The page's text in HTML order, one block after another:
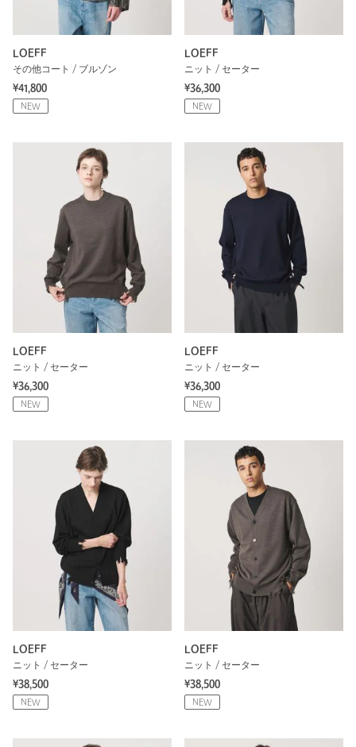
LOEFF
その他コート / ブルゾン
¥41,800
NEW
LOEFF
ニット / セーター
¥36,300
NEW
LOEFF
ニット / セーター
¥36,300
NEW
LOEFF
ニット / セーター
¥36,300
NEW
LOEFF
ニット / セーター
¥38,500
NEW
LOEFF
ニット / セーター
¥38,500
NEW